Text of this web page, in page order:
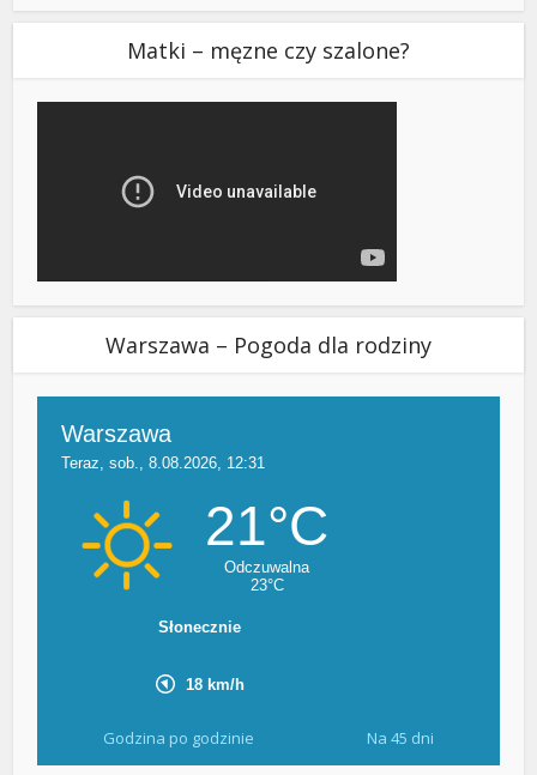
Matki – męzne czy szalone?
Warszawa – Pogoda dla rodziny
Godzina po godzinie Na 45 dni